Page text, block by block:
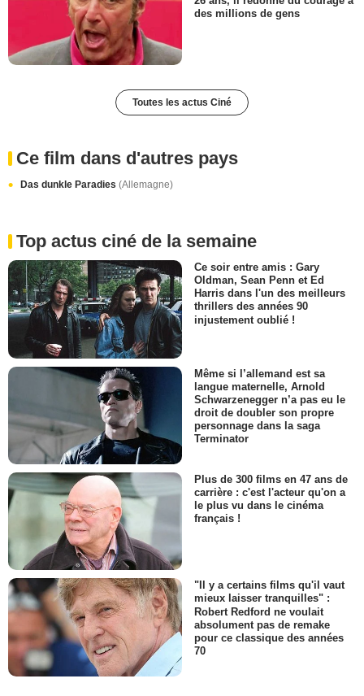
des millions de gens
Toutes les actus Ciné
Ce film dans d'autres pays
Das dunkle Paradies (Allemagne)
Top actus ciné de la semaine
Ce soir entre amis : Gary
Oldman, Sean Penn et Ed
Harris dans l'un des meilleurs
thrillers des années 90
injustement oublié !
Même si l’allemand est sa
langue maternelle, Arnold
Schwarzenegger n’a pas eu le
droit de doubler son propre
personnage dans la saga
Terminator
Plus de 300 films en 47 ans de
carrière : c'est l'acteur qu'on a
le plus vu dans le cinéma
français !
"Il y a certains films qu'il vaut
mieux laisser tranquilles" :
Robert Redford ne voulait
absolument pas de remake
pour ce classique des années
70